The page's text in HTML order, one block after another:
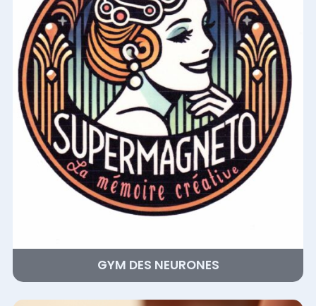
GYM DES NEURONES